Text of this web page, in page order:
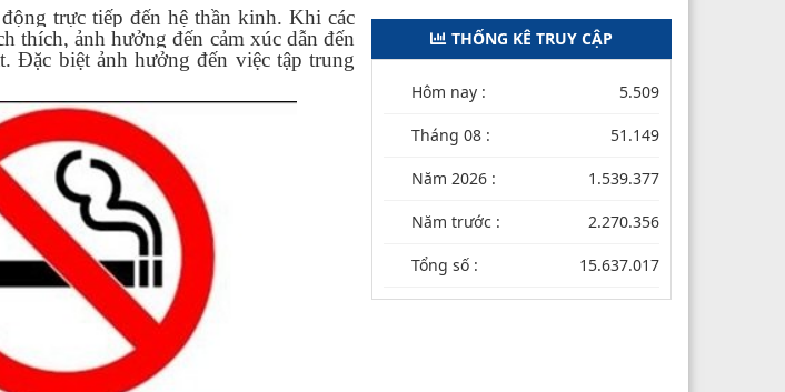
trực tiếp đến hệ thần kinh. Khi các
thích, ảnh hưởng đến cảm xúc dẫn đến
Đặc biệt ảnh hưởng đến việc tập trung
THỐNG KÊ TRUY CẬP
Hôm nay : 5.509
Tháng 08 : 51.149
Năm 2026 : 1.539.377
Năm trước : 2.270.356
Tổng số : 15.637.017